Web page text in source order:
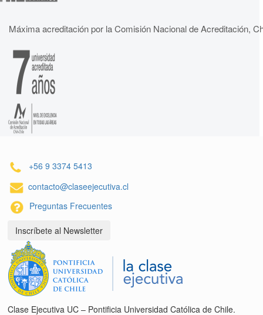
Máxima acreditación por la Comisión Nacional de Acreditación,
+56 9 3374 5413
contacto@claseejecutiva.cl
Preguntas Frecuentes
Inscríbete al Newsletter
Clase Ejecutiva UC – Pontificia Universidad Católica de Chile.